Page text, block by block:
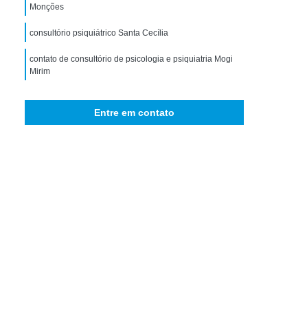
para Ansiedade
em Dependência
em Dependência de Drogas
em Dependência de álcool
Psiquiátrica
em Dependência de álcool
em Dependência Drogas Sintéticas
em Dependência Interior de São Paulo
Monções
consultório psiquiátrico Santa Cecília
contato de consultório de psicologia e psiquiatria Mogi
Mirim
Entre em contato